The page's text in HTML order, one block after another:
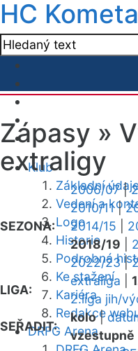
HC
Klub
Základní
Vedení a
Logo
Historie
Podrobná
Ke stažení
Kariéra
Redakce
DRFG Arena
Zápasy »
extraligy
SEZONA:
2006/07|
2010/11|
2014/15
2018/19
2022/23|
LIGA:
extraliga
2.liga jih/
SEŘADIT:
kolo|
vzestupně